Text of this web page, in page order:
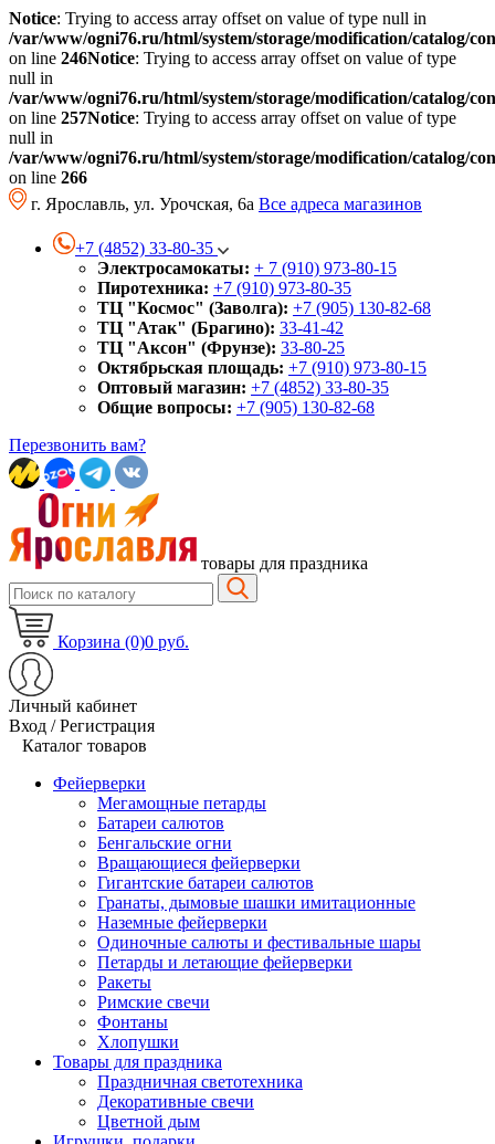
Notice: Trying to access array offset on value of type null in
/var/www/ogni76.ru/html/system/storage/modification/catalog/
on line 246Notice: Trying to access array offset on value of type
null in
/var/www/ogni76.ru/html/system/storage/modification/catalog/
on line 257Notice: Trying to access array offset on value of type
null in
/var/www/ogni76.ru/html/system/storage/modification/catalog/
on line 266
г. Ярославль, ул. Урочская, 6а Все адреса магазинов
+7 (4852) 33-80-35
Электросамокаты: + 7 (910) 973-80-15
Пиротехника: +7 (910) 973-80-35
ТЦ "Космос" (Заволга): +7 (905) 130-82-68
ТЦ "Атак" (Брагино): 33-41-42
ТЦ "Аксон" (Фрунзе): 33-80-25
Октябрьская площадь: +7 (910) 973-80-15
Оптовый магазин: +7 (4852) 33-80-35
Общие вопросы: +7 (905) 130-82-68
Перезвонить вам?
товары для праздника
Корзина (0)0 руб.
Личный кабинет
Вход / Регистрация
Каталог товаров
Фейерверки
Мегамощные петарды
Батареи салютов
Бенгальские огни
Вращающиеся фейерверки
Гигантские батареи салютов
Гранаты, дымовые шашки имитационные
Наземные фейерверки
Одиночные салюты и фестивальные шары
Петарды и летающие фейерверки
Ракеты
Римские свечи
Фонтаны
Хлопушки
Товары для праздника
Праздничная светотехника
Декоративные свечи
Цветной дым